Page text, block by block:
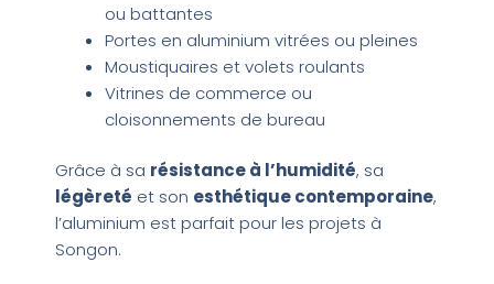
ou battantes
Portes en aluminium vitrées ou pleines
Moustiquaires et volets roulants
Vitrines de commerce ou
cloisonnements de bureau
Grâce à sa résistance à l’humidité, sa
légèreté et son esthétique contemporaine,
l’aluminium est parfait pour les projets à
Songon.